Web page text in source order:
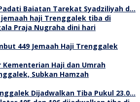
Baiatan Tarekat Syadziliyah d…
449 Jemaah Haji Trenggalek
Dijadwalkan Tiba Pukul 23.0…